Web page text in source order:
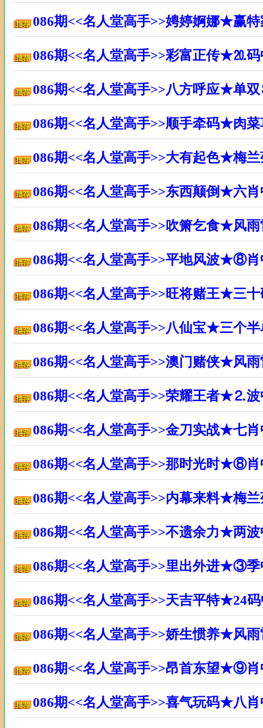
086期<<名人堂高手>>娉婷婀娜★赢
086期<<名人堂高手>>彩富正传★⒛
086期<<名人堂高手>>八方呼应★单
086期<<名人堂高手>>顺手牵码★肉
086期<<名人堂高手>>大有起色★梅
086期<<名人堂高手>>东西颠倒★六
086期<<名人堂高手>>吹箫乞食★风
086期<<名人堂高手>>平地风波★⑧
086期<<名人堂高手>>旺将赌王★三
086期<<名人堂高手>>八仙宝★三个
086期<<名人堂高手>>澳门赌侠★风
086期<<名人堂高手>>荣耀王者★⒉
086期<<名人堂高手>>金刀实战★七
086期<<名人堂高手>>那时光时★⑧
086期<<名人堂高手>>内幕来料★梅
086期<<名人堂高手>>不遗余力★两
086期<<名人堂高手>>里出外进★③
086期<<名人堂高手>>天吉平特★24
086期<<名人堂高手>>娇生惯养★风
086期<<名人堂高手>>昂首东望★⑨
086期<<名人堂高手>>喜气玩码★八